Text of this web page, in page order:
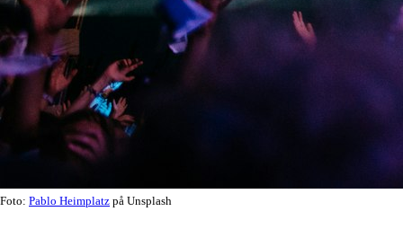
Foto: Pablo Heimplatz på Unsplash